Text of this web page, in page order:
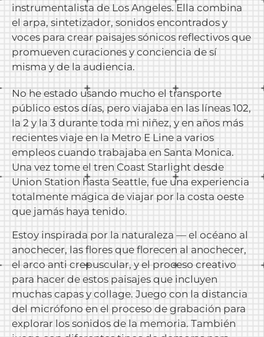
instrumentalista de Los Angeles. Ella combina
el arpa, sintetizador, sonidos encontrados y
voces para crear paisajes sónicos reflectivos que
promueven curaciones y conciencia de sí
misma y de la audiencia.
No he estado usando mucho el transporte
público estos días, pero viajaba en las líneas 102,
la 2 y la 3 durante toda mi niñez, y en años más
recientes viaje en la Metro E Line a varios
empleos cuando trabajaba en Santa Monica.
Una vez tome el tren Coast Starlight desde
Union Station hasta Seattle, fue una experiencia
totalmente mágica de viajar por la costa oeste
que jamás haya tenido.
Estoy inspirada por la naturaleza — el océano al
anochecer, las flores que florecen al anochecer,
el arco anti crepuscular, y el proceso creativo
para hacer de estos paisajes que incluyen
muchas capas y collage. Juego con la distancia
del micrófono en el proceso de grabación para
explorar los sonidos de la memoria. También